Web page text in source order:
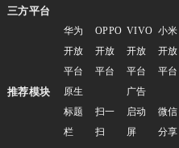
三方平台
华为
开放
平台
OPPO
开放
平台
VIVO
开放
平台
小米
开放
平台
推荐模块
原生
标题
栏
扫一
扫
广告
启动
屏
微信
分享